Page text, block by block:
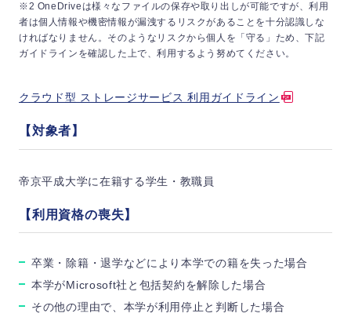
※2 OneDriveは様々なファイルの保存や取り出しが可能ですが、利用
者は個人情報や機密情報が漏洩するリスクがあることを十分認識しな
ければなりません。そのようなリスクから個人を「守る」ため、下記
ガイドラインを確認した上で、利用するよう努めてください。
クラウド型 ストレージサービス 利用ガイドライン
【対象者】
帝京平成大学に在籍する学生・教職員
【利用資格の喪失】
卒業・除籍・退学などにより本学での籍を失った場合
本学がMicrosoft社と包括契約を解除した場合
その他の理由で、本学が利用停止と判断した場合